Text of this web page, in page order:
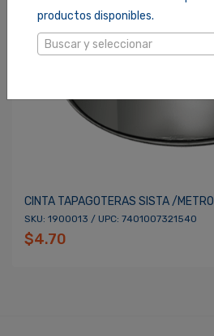
productos disponibles.
Buscar y seleccionar
CINTA TAPAGOTERAS SISTA /METRO
SKU: 1900013 / UPC: 7401007321540
$4.70